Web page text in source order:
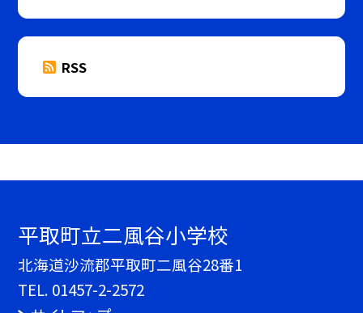
RSS
平取町立二風谷小学校
北海道沙流郡平取町二風谷28番1
TEL. 01457-2-2572